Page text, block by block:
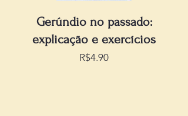
Gerúndio no passado:
explicação e exercícios
R$4.90Price